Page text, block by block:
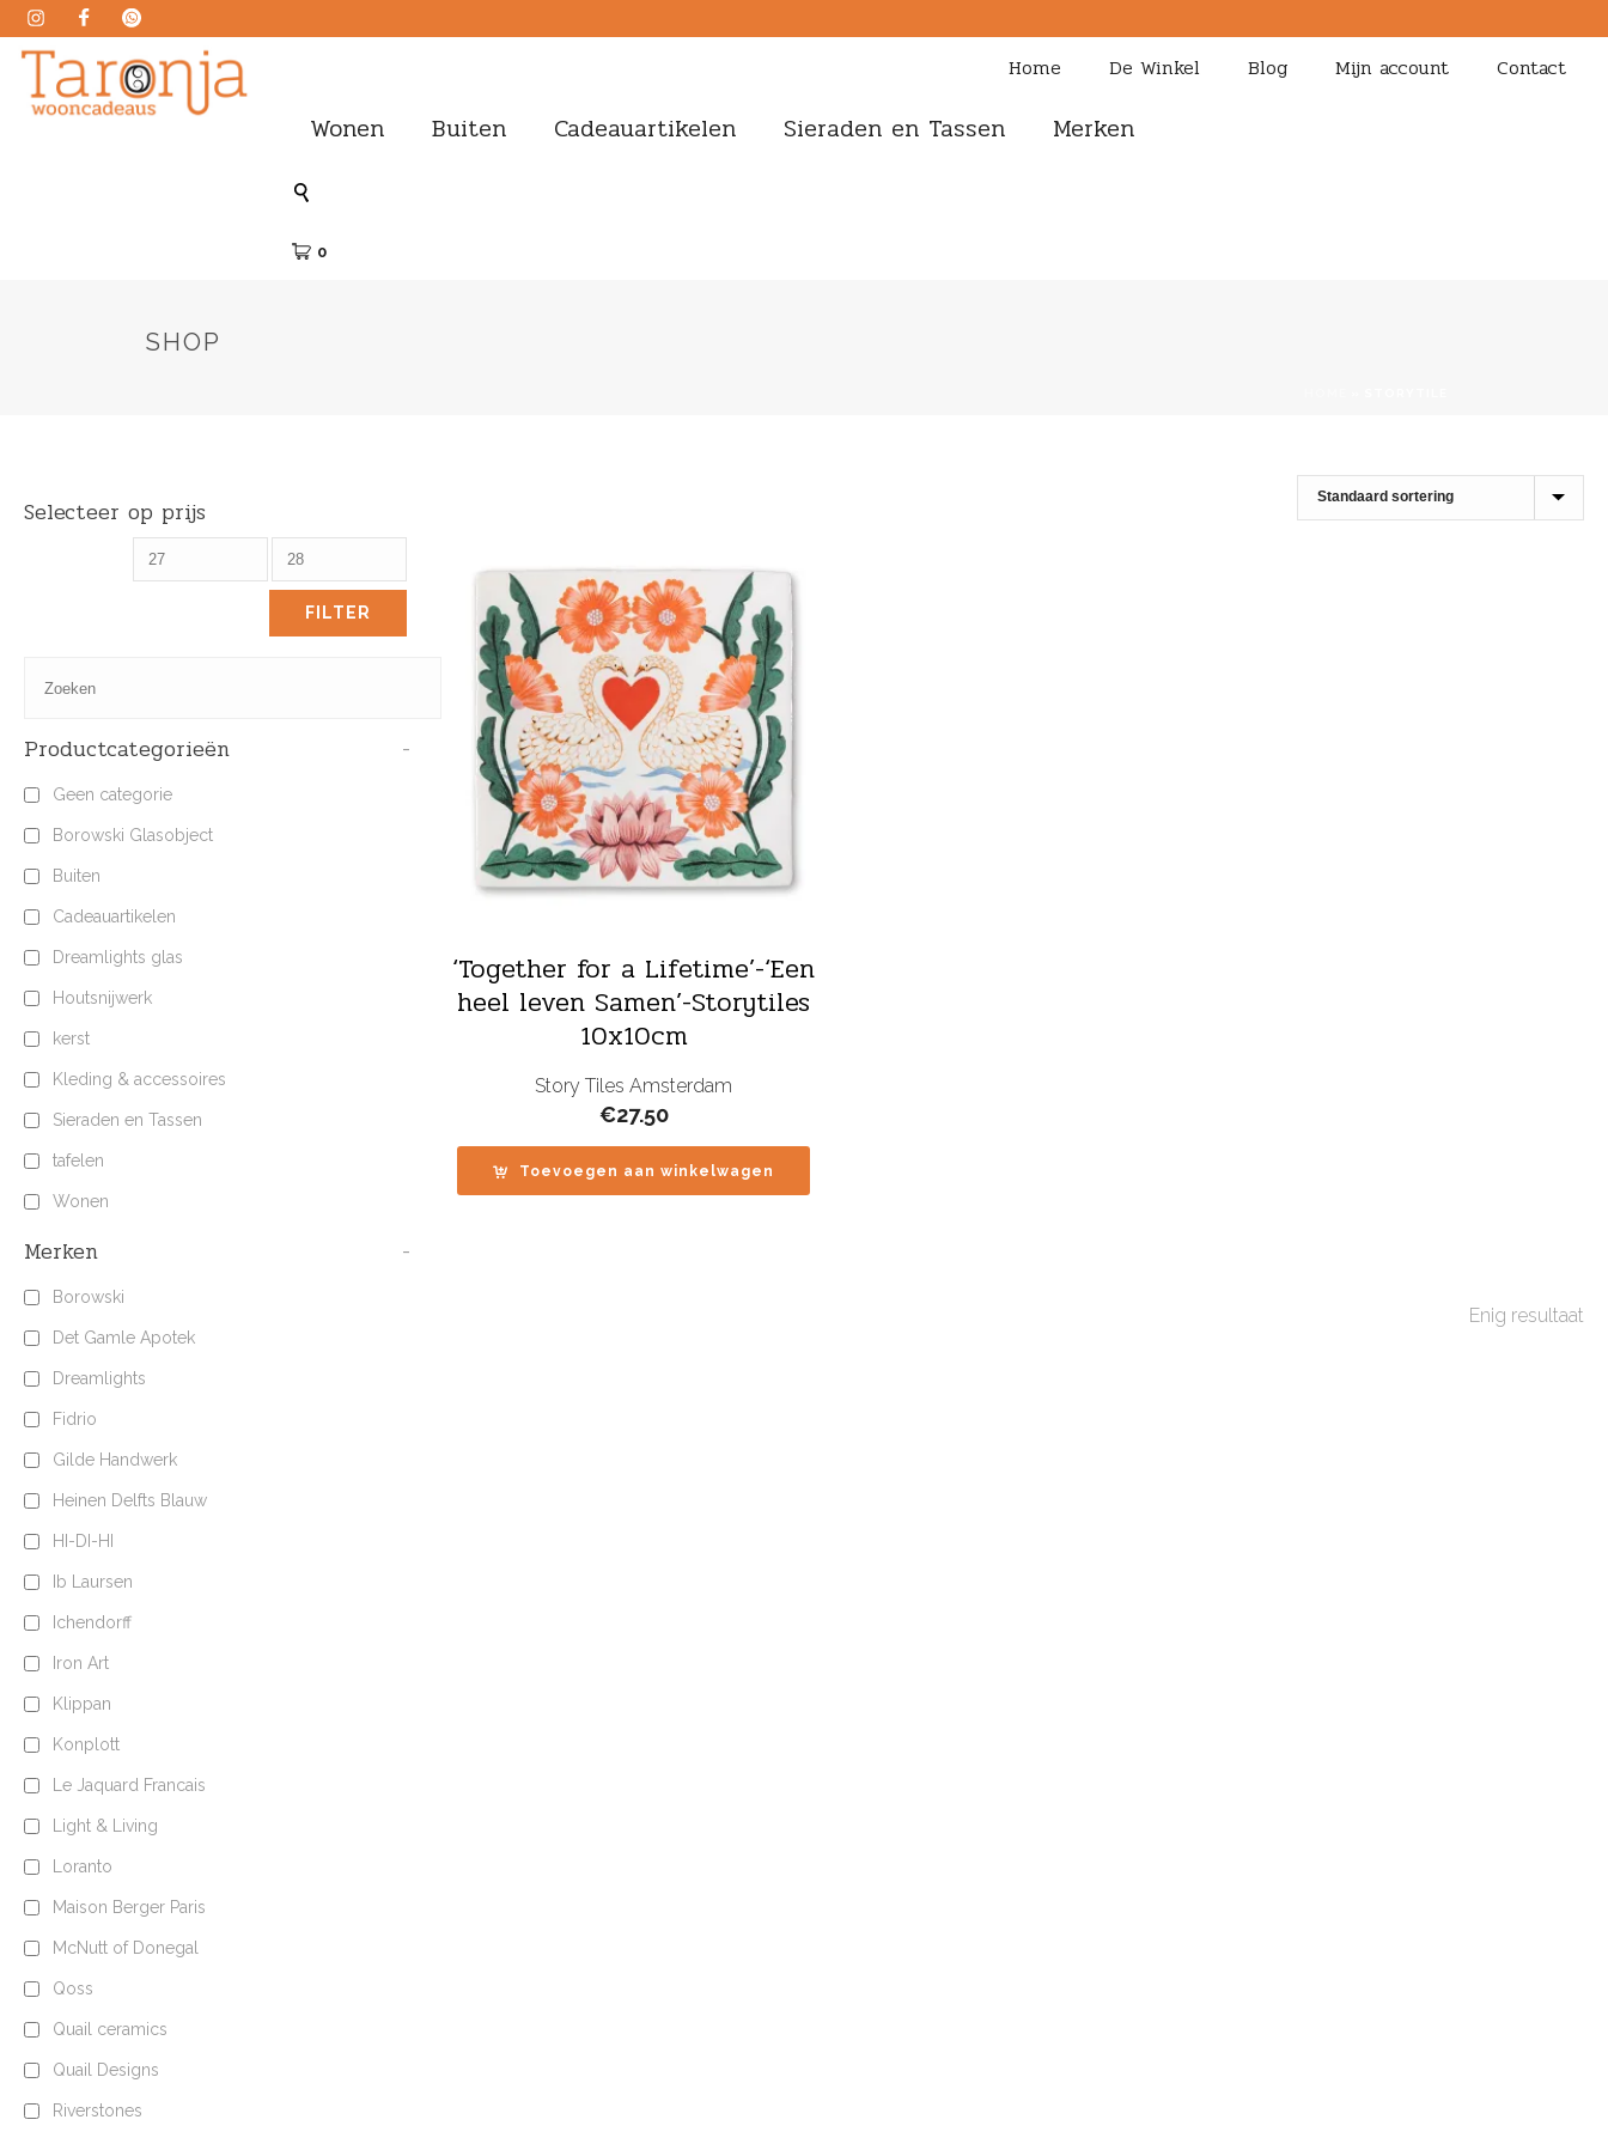
Home De Winkel Blog Mijn account Contact
Wonen Buiten Cadeauartikelen Sieraden en Tassen Merken
0
SHOP
‘Together for a Lifetime’-‘Een
heel leven Samen’-Storytiles
10x10cm
Story Tiles Amsterdam
€27.50
Toevoegen aan winkelwagen
Enig resultaat
Selecteer op prijs
FILTER
Productcategorieën -
Geen categorie
Borowski Glasobject
Buiten
Cadeauartikelen
Dreamlights glas
Houtsnijwerk
kerst
Kleding & accessoires
Sieraden en Tassen
tafelen
Wonen
Merken -
Borowski
Det Gamle Apotek
Dreamlights
Fidrio
Gilde Handwerk
Heinen Delfts Blauw
HI-DI-HI
Ib Laursen
Ichendorff
Iron Art
Klippan
Konplott
Le Jaquard Francais
Light & Living
Loranto
Maison Berger Paris
McNutt of Donegal
Qoss
Quail ceramics
Quail Designs
Riverstones